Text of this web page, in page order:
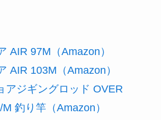
AIR 97M（Amazon）
AIR 103M（Amazon）
アジギングロッド OVER
釣り竿（Amazon）